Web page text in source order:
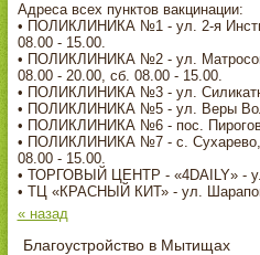
Адреса всех пунктов вакцинации:
• ПОЛИКЛИНИКА №1 - ул. 2-я
08.00 - 15.00.
• ПОЛИКЛИНИКА №2 - ул.
08.00 - 20.00, сб. 08.00 - 15.00.
• ПОЛИКЛИНИКА №3 - ул.
• ПОЛИКЛИНИКА №5 - ул. Веры
• ПОЛИКЛИНИКА №6 - пос.
• ПОЛИКЛИНИКА №7 - с. Сухарево,
08.00 - 15.00.
• ТОРГОВЫЙ ЦЕНТР - «4DAILY» -
• ТЦ «КРАСНЫЙ КИТ» - ул.
« назад
Благоустройство в Мытищах